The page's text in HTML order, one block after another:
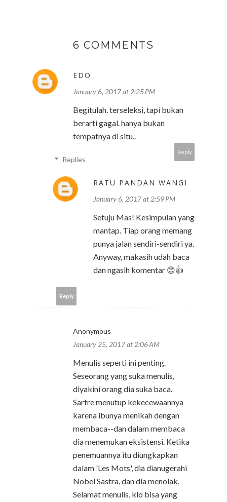
6 COMMENTS
EDO
January 6, 2017 at 2:25 PM
Begitulah. terseleksi, tapi bukan
berarti gagal. hanya bukan
tempatnya di situ..
Reply
Replies
RATU PANDAN WANGI
January 6, 2017 at 2:59 PM
Setuju Mas! Kesimpulan yang
mantap. Tiap orang memang
punya jalan sendiri-sendiri ya.
Anyway, makasih udah baca
dan ngasih komentar 😊👍
Reply
Anonymous
January 25, 2017 at 2:06 AM
Menulis seperti ini penting.
Seseorang yang suka menulis,
diyakini orang dia suka baca.
Sartre menutup kekecewaannya
karena ibunya menikah dengan
membaca--dan dalam membaca
dia menemukan eksistensi. Ketika
penemuannya itu diungkapkan
dalam 'Les Mots', dia dianugerahi
Nobel Sastra, dan dia menolak.
Selamat menulis, klo bisa yang